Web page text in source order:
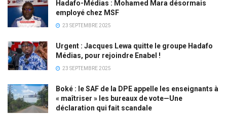
Hadafo-Médias : Mohamed Mara désormais
employé chez MSF
23 SEPTEMBRE 2025
Urgent : Jacques Lewa quitte le groupe Hadafo
Médias, pour rejoindre Enabel !
23 SEPTEMBRE 2025
Boké : le SAF de la DPE appelle les enseignants à
« maîtriser » les bureaux de vote—Une
déclaration qui fait scandale